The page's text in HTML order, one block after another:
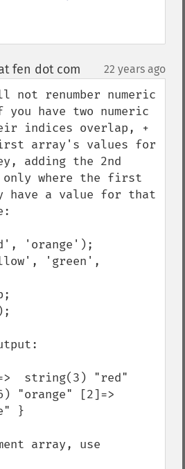
fen dot com 22 years ago
not renumber numeric
have two numeric
indices overlap, +
array's values for
adding the 2nd
where the first
have a value for that
'orange');
'green',
string(3) "red"
"orange" [2]=>
}
array, use